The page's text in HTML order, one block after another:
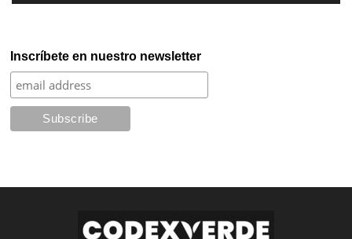
Inscríbete en nuestro newsletter